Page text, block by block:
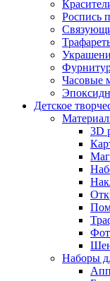
Роспись
Часовые
Детское
3D
Наборы